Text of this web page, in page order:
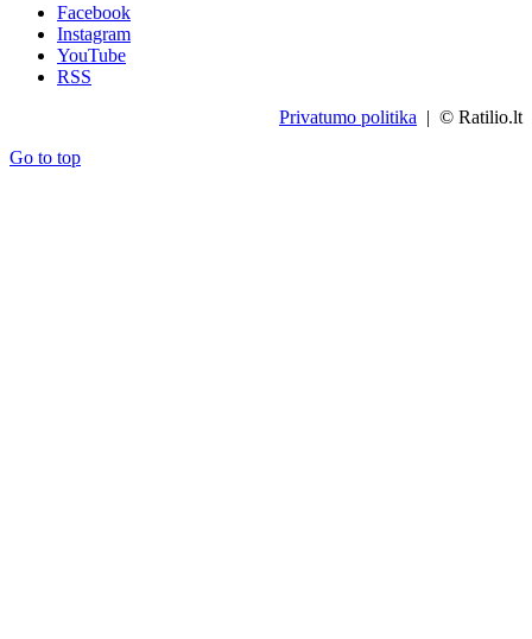
Facebook
Instagram
YouTube
RSS
Privatumo politika | © Ratilio.lt
Go to top